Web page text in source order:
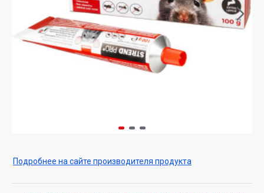
Подробнее на сайте производителя продукта